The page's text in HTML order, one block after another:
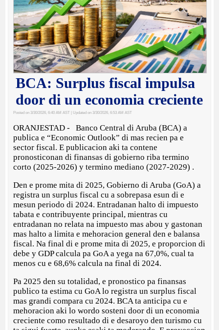
BCA: Surplus fiscal impulsa
door di un economia creciente
Posted on 3/30/2026, 6:40 AM AST | Updated on 3/30/2026, 6:53 AM AST
ORANJESTAD - Banco Central di Aruba (BCA) a
publica e “Economic Outlook” di mas recien pa e
sector fiscal. E publicacion aki ta contene
pronosticonan di finansas di gobierno riba termino
corto (2025-2026) y termino mediano (2027-2029) .
Den e prome mita di 2025, Gobierno di Aruba (GoA) a
registra un surplus fiscal cu a sobrepasa esun di e
mesun periodo di 2024. Entradanan halto di impuesto
tabata e contribuyente principal, mientras cu
entradanan no relata na impuesto mas abou y gastonan
mas halto a limita e mehoracion general den e balansa
fiscal. Na final di e prome mita di 2025, e proporcion di
debe y GDP calcula pa GoA a yega na 67,0%, cual ta
menos cu e 68,6% calcula na final di 2024.
Pa 2025 den su totalidad, e pronostico pa finansas
publico ta estima cu GoA lo registra un surplus fiscal
mas grandi compara cu 2024. BCA ta anticipa cu e
mehoracion aki lo wordo sosteni door di un economia
creciente como resultado di e desaroyo den turismo cu